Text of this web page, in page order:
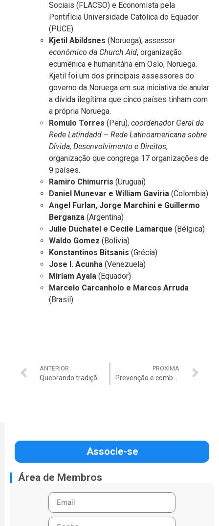
Sociais (FLACSO) e Economista pela
Pontifícia Universidade Católica do Equador
(PUCE).
Kjetil Abildsnes (Noruega), assessor
econômico da Church Aid, organização
ecumênica e humanitária em Oslo, Noruega.
Kjetil foi um dos principais assessores do
governo da Noruega em sua iniciativa de anular
a dívida ilegítima que cinco países tinham com
a própria Noruega.
Romulo Torres (Peru), coordenador Geral da
Rede Latindadd – Rede Latinoamericana sobre
Dívida, Desenvolvimento e Direitos,
organização que congrega 17 organizações de
9 países.
Ramiro Chimurris (Uruguai)
Daniel Munevar e William Gaviria (Colombia)
Angel Furlan, Jorge Marchini e Guillermo
Berganza (Argentina)
Julie Duchatel e Cecile Lamarque (Bélgica)
Waldo Gomez (Bolivia)
Konstantinos Bitsanis (Grécia)
Jose I. Acunha (Venezuela)
Miriam Ayala (Equador)
Marcelo Carcanholo e Marcos Arruda
(Brasil)
ANTERIOR
Quebrando tradições: Ministro Cidadão dá entrevista ao vivo à CBN
PRÓXIMA
Prevenção e combate à corrupção é tema de seminário
Associe-se
Área de Membros